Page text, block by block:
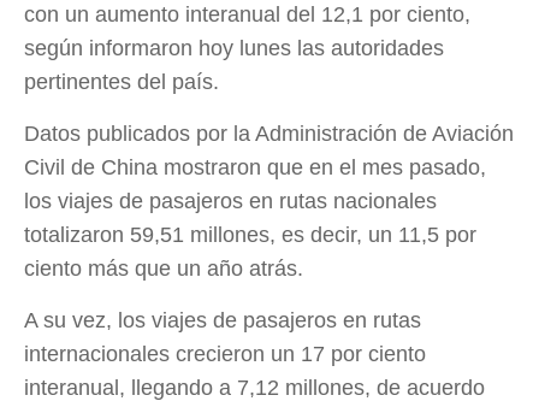
con un aumento interanual del 12,1 por ciento,
según informaron hoy lunes las autoridades
pertinentes del país.
Datos publicados por la Administración de Aviación
Civil de China mostraron que en el mes pasado,
los viajes de pasajeros en rutas nacionales
totalizaron 59,51 millones, es decir, un 11,5 por
ciento más que un año atrás.
A su vez, los viajes de pasajeros en rutas
internacionales crecieron un 17 por ciento
interanual, llegando a 7,12 millones, de acuerdo